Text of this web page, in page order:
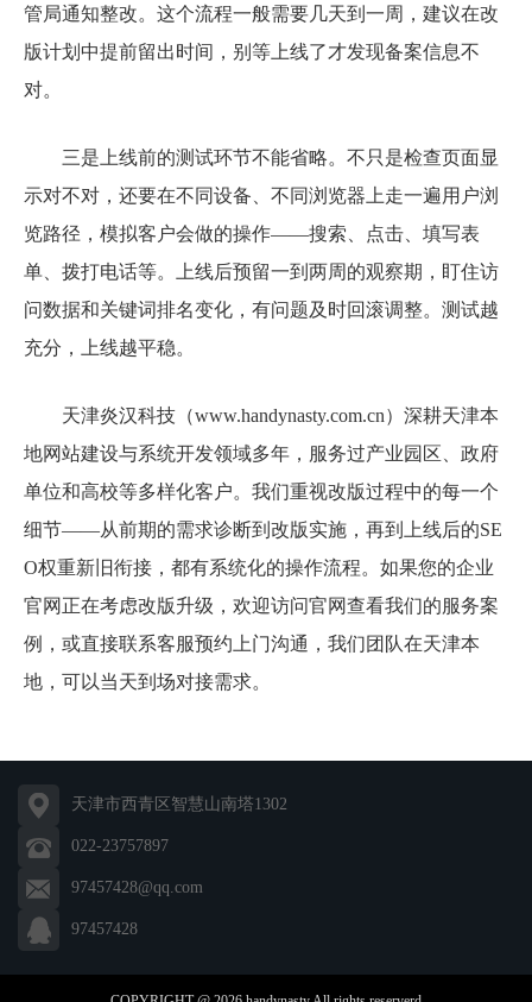
管局通知整改。这个流程一般需要几天到一周，建议在改
版计划中提前留出时间，别等上线了才发现备案信息不
对。
三是上线前的测试环节不能省略。不只是检查页面显
示对不对，还要在不同设备、不同浏览器上走一遍用户浏
览路径，模拟客户会做的操作——搜索、点击、填写表
单、拨打电话等。上线后预留一到两周的观察期，盯住访
问数据和关键词排名变化，有问题及时回滚调整。测试越
充分，上线越平稳。
天津炎汉科技（www.handynasty.com.cn）深耕天津本
地网站建设与系统开发领域多年，服务过产业园区、政府
单位和高校等多样化客户。我们重视改版过程中的每一个
细节——从前期的需求诊断到改版实施，再到上线后的SE
O权重新旧衔接，都有系统化的操作流程。如果您的企业
官网正在考虑改版升级，欢迎访问官网查看我们的服务案
例，或直接联系客服预约上门沟通，我们团队在天津本
地，可以当天到场对接需求。
天津市西青区智慧山南塔1302
022-23757897
97457428@qq.com
97457428